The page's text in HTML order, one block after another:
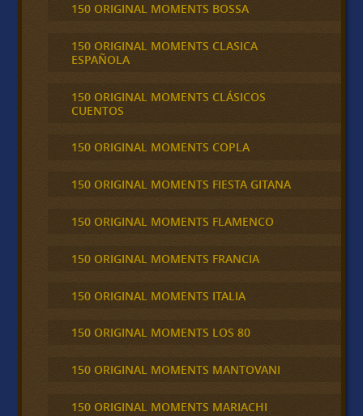
150 ORIGINAL MOMENTS BOSSA
150 ORIGINAL MOMENTS CLASICA
ESPAÑOLA
150 ORIGINAL MOMENTS CLÁSICOS
CUENTOS
150 ORIGINAL MOMENTS COPLA
150 ORIGINAL MOMENTS FIESTA GITANA
150 ORIGINAL MOMENTS FLAMENCO
150 ORIGINAL MOMENTS FRANCIA
150 ORIGINAL MOMENTS ITALIA
150 ORIGINAL MOMENTS LOS 80
150 ORIGINAL MOMENTS MANTOVANI
150 ORIGINAL MOMENTS MARIACHI